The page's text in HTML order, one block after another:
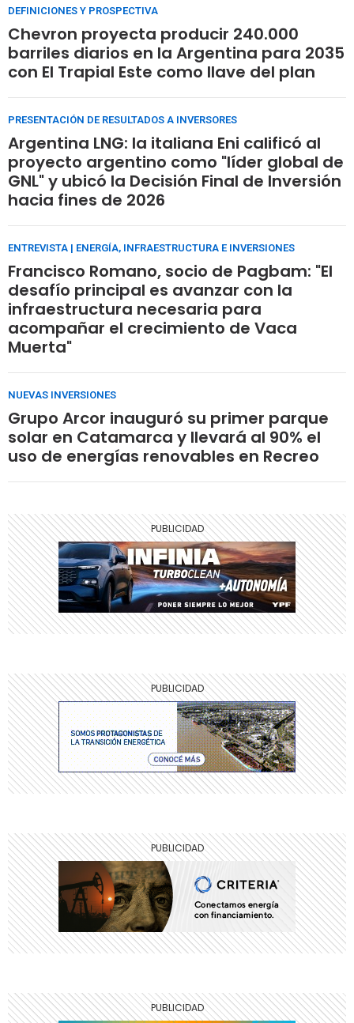
DEFINICIONES Y PROSPECTIVA
Chevron proyecta producir 240.000
barriles diarios en la Argentina para 2035
con El Trapial Este como llave del plan
PRESENTACIÓN DE RESULTADOS A INVERSORES
Argentina LNG: la italiana Eni calificó al
proyecto argentino como "líder global de
GNL" y ubicó la Decisión Final de Inversión
hacia fines de 2026
ENTREVISTA | ENERGÍA, INFRAESTRUCTURA E INVERSIONES
Francisco Romano, socio de Pagbam: "El
desafío principal es avanzar con la
infraestructura necesaria para
acompañar el crecimiento de Vaca
Muerta"
NUEVAS INVERSIONES
Grupo Arcor inauguró su primer parque
solar en Catamarca y llevará al 90% el
uso de energías renovables en Recreo